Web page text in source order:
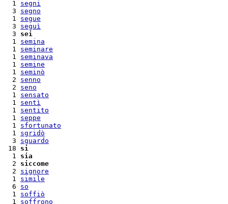
  1
segni
  3
segno
  1
segue
  3
seguì
  3
sei
  1
semina
  1
seminare
  1
seminava
  1
semine
  1
seminò
  2
senno
  2
seno
  1
sensato
  1
sentì
  1
sentito
  1
seppe
  1
sfortunato
  1
sgridò
  3
sguardo
18 si
  1
sia
  2
siccome
  2
signore
  1
simile
  6
so
  1
soffiò
  1
soffrono